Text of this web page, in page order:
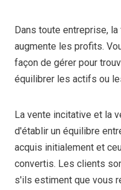
Dans toute entreprise,
augmente les profits.
façon de gérer pour
équilibrer les actifs ou
La vente incitative et la
d'établir un équilibre
acquis initialement et
convertis. Les clients
s'ils estiment que vous